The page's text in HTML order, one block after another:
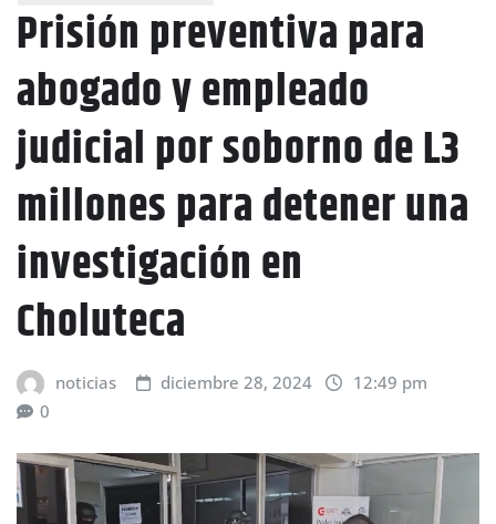
Prisión preventiva para
abogado y empleado
judicial por soborno de L3
millones para detener una
investigación en
Choluteca
noticias diciembre 28, 2024
12:49 pm
0